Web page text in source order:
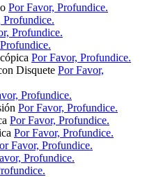
Por Favor, Profundice.
Profundice.
Profundice.
Por Favor, Profundice.
Disquete Por Favor,
Profundice.
Por Favor, Profundice.
Por Favor, Profundice.
Por Favor, Profundice.
Favor, Profundice.
Profundice.